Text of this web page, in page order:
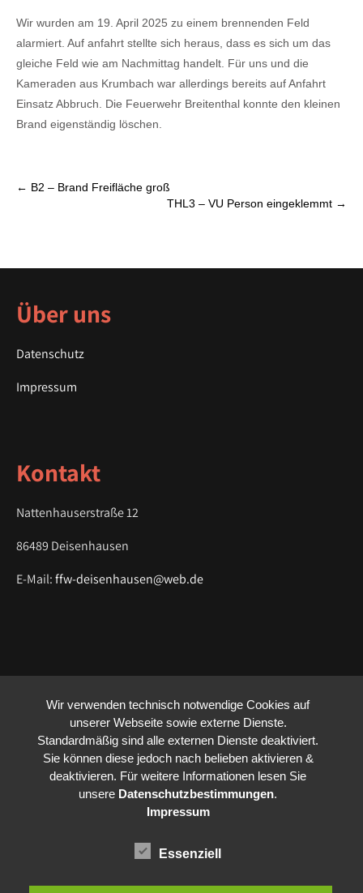
Wir wurden am 19. April 2025 zu einem brennenden Feld
alarmiert. Auf anfahrt stellte sich heraus, dass es sich um das
gleiche Feld wie am Nachmittag handelt. Für uns und die
Kameraden aus Krumbach war allerdings bereits auf Anfahrt
Einsatz Abbruch. Die Feuerwehr Breitenthal konnte den kleinen
Brand eigenständig löschen.
P
n
v
g
t
← B2 – Brand Freifläche groß
THL3 – VU Person eingeklemmt →
Über uns
Datenschutz
Impressum
Kontakt
Nattenhauserstraße 12
86489 Deisenhausen
E-Mail:ffw-deisenhausen@web.de
Wir verwenden technisch notwendige Cookies auf
unserer Webseite sowie externe Dienste.
Standardmäßig sind alle externen Dienste deaktiviert.
Sie können diese jedoch nach belieben aktivieren &
deaktivieren. Für weitere Informationen lesen Sie
unsere Datenschutzbestimmungen.
Impressum
Essenziell